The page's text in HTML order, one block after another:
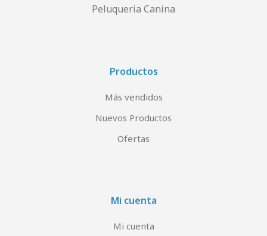
Peluqueria Canina
Productos
Más vendidos
Nuevos Productos
Ofertas
Mi cuenta
Mi cuenta